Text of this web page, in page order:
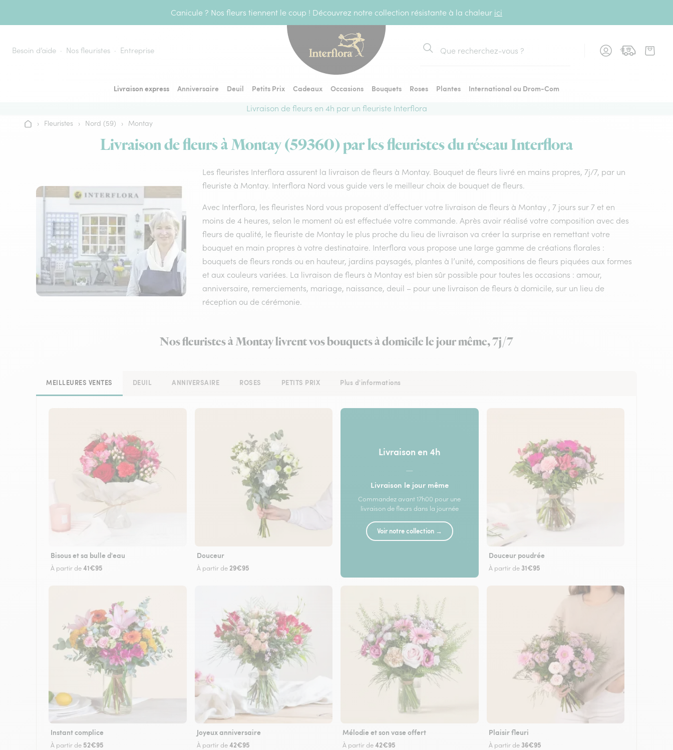
Canicule ? Nos fleurs tiennent le coup ! Découvrez notre collection résistante à la chaleur ici
Besoin d’aide Nos fleuristes Entreprise
Rechercher
Livraison express Anniversaire Deuil Petits Prix Cadeaux Occasions Bouquets Roses Plantes
International ou Drom-Com
Livraison de fleurs en 4h par un fleuriste Interflora
Accueil
› Fleuristes › Nord (59) › Montay
Livraison de fleurs à Montay (59360) par les fleuristes du réseau Interflora
Les fleuristes Interflora assurent la livraison de fleurs à Montay. Bouquet de fleurs livré en mains propres, 7j/7, par un
fleuriste à Montay. Interflora Nord vous guide vers le meilleur choix de bouquet de fleurs.
Avec Interflora, les fleuristes Nord vous proposent d’effectuer votre livraison de fleurs à Montay , 7 jours sur 7 et en
moins de 4 heures, selon le moment où est effectuée votre commande. Après avoir réalisé votre composition avec des
fleurs de qualité, le fleuriste de Montay le plus proche du lieu de livraison va créer la surprise en remettant votre
bouquet en main propres à votre destinataire. Interflora vous propose une large gamme de créations florales :
bouquets de fleurs ronds ou en hauteur, jardins paysagés, plantes à l’unité, compositions de fleurs piquées aux formes
et aux couleurs variées. La livraison de fleurs à Montay est bien sûr possible pour toutes les occasions : amour,
anniversaire, remerciements, mariage, naissance, deuil – pour une livraison de fleurs à domicile, sur un lieu de
réception ou de cérémonie.
Nos fleuristes à Montay livrent vos bouquets à domicile le jour même, 7j/7
MEILLEURES VENTES DEUIL ANNIVERSAIRE ROSES PETITS PRIX Plus d'informations
Bisous et sa bulle d'eau
À partir de41€95
Douceur
À partir de 29€95
Livraison en 4h
—
Livraison le jour même
Commandez avant 17h00 pour une
livraison de fleurs dans la journée
Voir notre collection →
Douceur poudrée
À partir de 31€95
Instant complice
À partir de 52€95
Joyeux anniversaire
À partir de42€95
Mélodie et son vase offert
À partir de42€95
Plaisir fleuri
À partir de 36€95